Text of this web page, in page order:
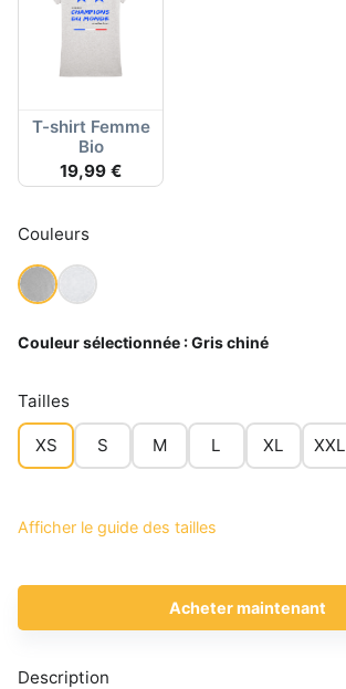
T-shirt Femme
Bio
19,99 €
Couleurs
Couleur sélectionnée :Gris chiné
Tailles
XS S M L XL XXL
Afficher le guide des tailles
Acheter maintenant
Description